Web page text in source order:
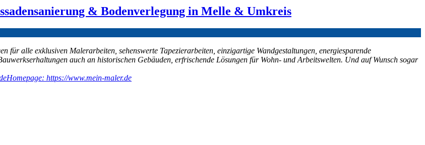
& Bodenverlegung in Melle & Umkreis
für alle exklusiven Malerarbeiten, sehenswerte Tapezierarbeiten, einzigartige Wandgestaltungen, energiesparende
auch an historischen Gebäuden, erfrischende Lösungen für Wohn- und Arbeitswelten. Und auf Wunsch sogar
Homepage: https://www.mein-maler.de